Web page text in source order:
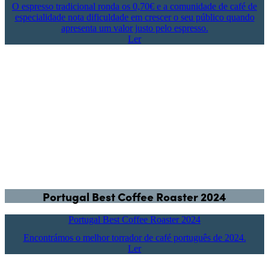
O espresso tradicional ronda os 0,70€ e a comunidade de café de
especialidade nota dificuldade em crescer o seu público quando
apresenta um valor justo pelo espresso.
Ler
Portugal Best Coffee Roaster 2024
Portugal Best Coffee Roaster 2024
Encontrámos o melhor torrador de café português de 2024.
Ler